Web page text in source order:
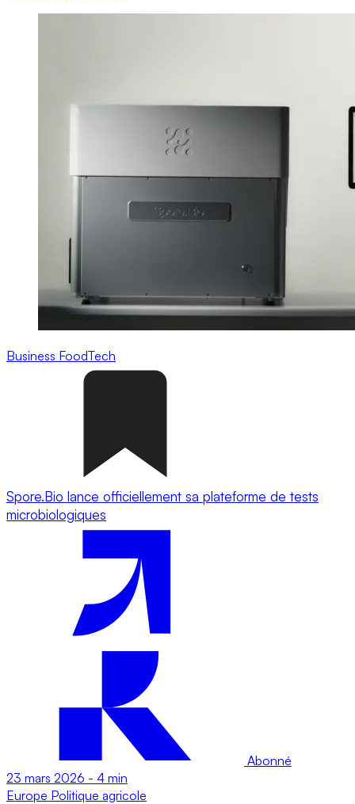
Business FoodTech
Spore.Bio lance officiellement sa plateforme de tests
microbiologiques
Abonné
23 mars 2026 - 4 min
Europe Politique agricole